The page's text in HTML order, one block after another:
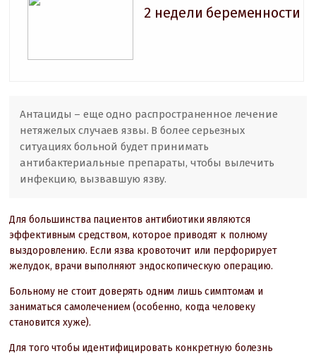
2 недели беременности
Антациды – еще одно распространенное лечение
нетяжелых случаев язвы. В более серьезных
ситуациях больной будет принимать
антибактериальные препараты, чтобы вылечить
инфекцию, вызвавшую язву.
Для большинства пациентов антибиотики являются
эффективным средством, которое приводят к полному
выздоровлению. Если язва кровоточит или перфорирует
желудок, врачи выполняют эндоскопическую операцию.
Больному не стоит доверять одним лишь симптомам и
заниматься самолечением (особенно, когда человеку
становится хуже).
Для того чтобы идентифицировать конкретную болезнь